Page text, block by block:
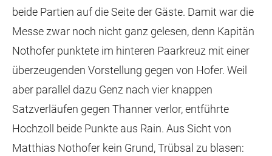
beide Partien auf die Seite der Gäste. Damit war die
Messe zwar noch nicht ganz gelesen, denn Kapitän
Nothofer punktete im hinteren Paarkreuz mit einer
überzeugenden Vorstellung gegen von Hofer. Weil
aber parallel dazu Genz nach vier knappen
Satzverläufen gegen Thanner verlor, entführte
Hochzoll beide Punkte aus Rain. Aus Sicht von
Matthias Nothofer kein Grund, Trübsal zu blasen: